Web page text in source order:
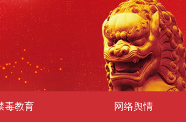
毒教育 网络舆情